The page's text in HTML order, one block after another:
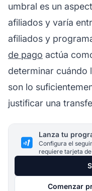
umbral es un
afiliados y varía
afiliados y
de pago actúa
determinar cuándo
son lo
justificar una
Lanza tu
Configura el
requiere tarjeta
Comenzar